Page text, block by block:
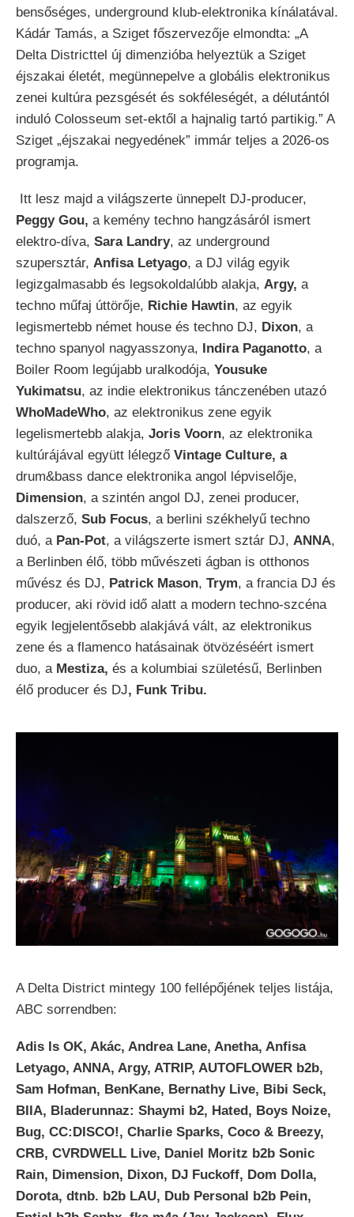
bensőséges, underground klub-elektronika kínálatával.
Kádár Tamás, a Sziget főszervezője elmondta: „A
Delta Districttel új dimenzióba helyeztük a Sziget
éjszakai életét, megünnepelve a globális elektronikus
zenei kultúra pezsgését és sokféleségét, a délutántól
induló Colosseum set-ektől a hajnalig tartó partikig.” A
Sziget „éjszakai negyedének” immár teljes a 2026-os
programja.
Itt lesz majd a világszerte ünnepelt DJ-producer,
Peggy Gou, a kemény techno hangzásáról ismert
elektro-díva, Sara Landry, az underground
szupersztár, Anfisa Letyago, a DJ világ egyik
legizgalmasabb és legsokoldalúbb alakja, Argy, a
techno műfaj úttörője, Richie Hawtin, az egyik
legismertebb német house és techno DJ, Dixon, a
techno spanyol nagyasszonya, Indira Paganotto, a
Boiler Room legújabb uralkodója, Yousuke
Yukimatsu, az indie elektronikus tánczenében utazó
WhoMadeWho, az elektronikus zene egyik
legelismertebb alakja, Joris Voorn, az elektronika
kultúrájával együtt lélegző Vintage Culture, a
drum&bass dance elektronika angol lépviselője,
Dimension, a szintén angol DJ, zenei producer,
dalszerző, Sub Focus, a berlini székhelyű techno
duó, a Pan-Pot, a világszerte ismert sztár DJ, ANNA,
a Berlinben élő, több művészeti ágban is otthonos
művész és DJ, Patrick Mason, Trym, a francia DJ és
producer, aki rövid idő alatt a modern techno-szcéna
egyik legjelentősebb alakjává vált, az elektronikus
zene és a flamenco hatásainak ötvözéséért ismert
duo, a Mestiza, és a kolumbiai születésű, Berlinben
élő producer és DJ, Funk Tribu.
A Delta District mintegy 100 fellépőjének teljes listája,
ABC sorrendben:
Adis Is OK, Akác, Andrea Lane, Anetha, Anfisa
Letyago, ANNA, Argy, ATRIP, AUTOFLOWER b2b,
Sam Hofman, BenKane, Bernathy Live, Bibi Seck,
BIIA, Bladerunnaz: Shaymi b2, Hated, Boys Noize,
Bug, CC:DISCO!, Charlie Sparks, Coco & Breezy,
CRB, CVRDWELL Live, Daniel Moritz b2b Sonic
Rain, Dimension, Dixon, DJ Fuckoff, Dom Dolla,
Dorota, dtnb. b2b LAU, Dub Personal b2b Pein,